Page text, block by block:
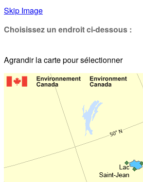
Skip Image
Choisissez un endroit ci-dessous :
Agrandir la carte pour sélectionner